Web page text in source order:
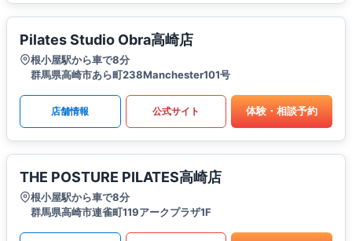
Pilates Studio Obra高崎店
根小屋駅から車で8分
群馬県高崎市あら町238Manchester101号
店舗情報 公式サイト 体験・相談予約
THE POSTURE PILATES高崎店
根小屋駅から車で8分
群馬県高崎市連雀町119アークプラザ1F